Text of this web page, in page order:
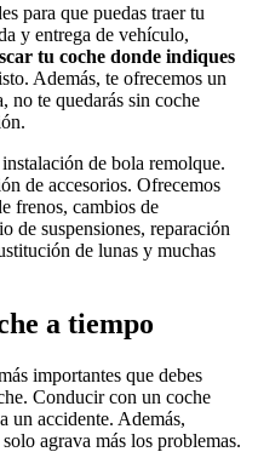
para que puedas traer tu
y entrega de vehículo,
tu coche donde indiques
Además, te ofrecemos un
no te quedarás sin coche
de bola remolque.
de accesorios. Ofrecemos
frenos, cambios de
de suspensiones, reparación
de lunas y muchas
a tiempo
importantes que debes
Conducir con un coche
un accidente. Además,
agrava más los problemas.